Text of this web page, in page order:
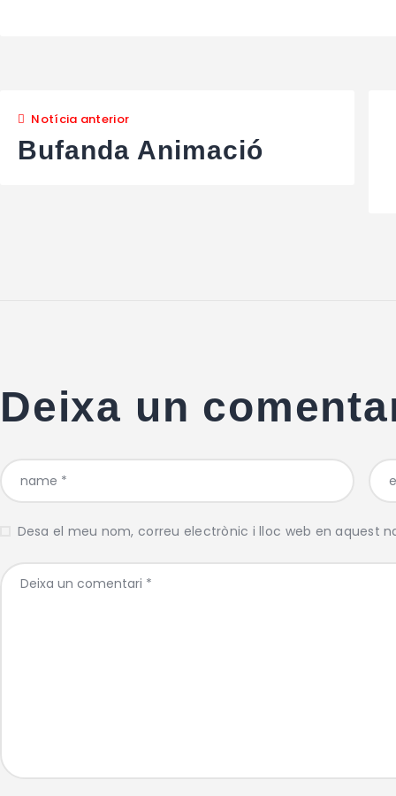
Notícia anterior
Bufanda Animació
Deixa un
Desa el meu nom, correu electrònic i lloc web en aquest